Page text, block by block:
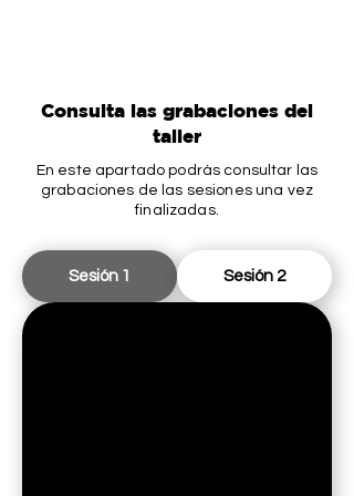
Consulta las grabaciones del
taller
En este apartado podrás consultar las
grabaciones de las sesiones una vez
finalizadas.
Sesión 1 Sesión 2